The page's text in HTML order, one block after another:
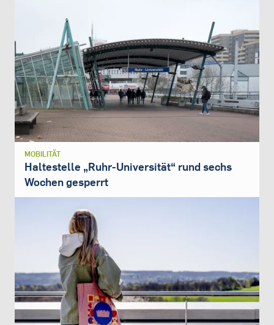
MOBILITÄT
Haltestelle „Ruhr-Universität“ rund sechs
Wochen gesperrt